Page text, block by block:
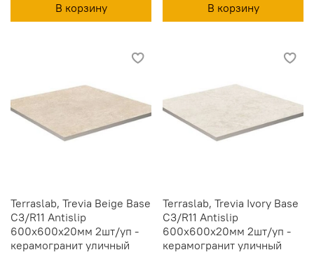
В корзину В корзину
Terraslab, Trevia Beige Base
C3/R11 Antislip
600х600х20мм 2шт/уп -
керамогранит уличный
Terraslab, Trevia Ivory Base
C3/R11 Antislip
600х600х20мм 2шт/уп -
керамогранит уличный